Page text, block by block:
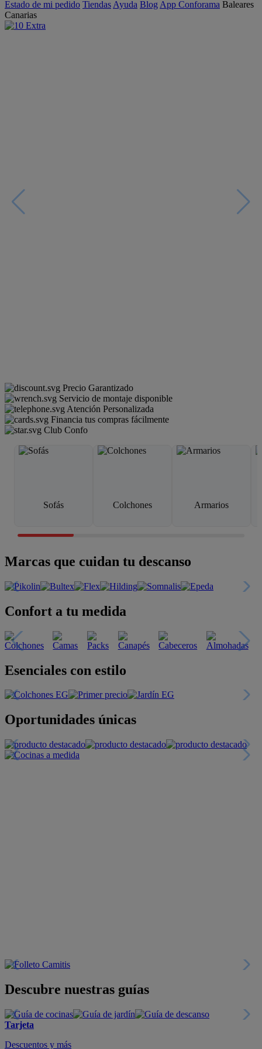
Estado de mi pedido Tiendas Ayuda Blog App Conforama Baleares
Canarias
Precio Garantizado
Servicio de montaje disponible
Atención Personalizada
Financia tus compras fácilmente
Club Confo
Sofás Colchones Armarios
Marcas que cuidan tu descanso
Confort a tu medida
Esenciales con estilo
Oportunidades únicas
Descubre nuestras guías
Tarjeta
Descuentos y más